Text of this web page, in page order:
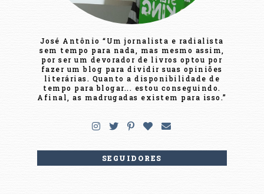
José Antônio “Um jornalista e radialista
sem tempo para nada, mas mesmo assim,
por ser um devorador de livros optou por
fazer um blog para dividir suas opiniões
literárias. Quanto a disponibilidade de
tempo para blogar... estou conseguindo.
Afinal, as madrugadas existem para isso.”
SEGUIDORES